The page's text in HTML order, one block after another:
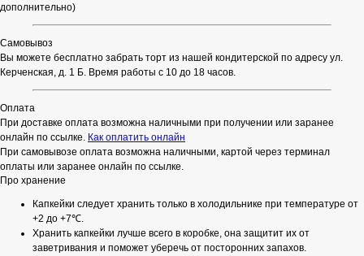
дополнительно)
Самовывоз
Вы можете бесплатно забрать торт из нашей кондитерской по адресу ул.
Керченская, д. 1 Б. Время работы с 10 до 18 часов.
Оплата
При доставке оплата возможна наличными при получении или заранее
онлайн по ссылке. Как оплатить онлайн
При самовывозе оплата возможна наличными, картой через терминал
оплаты или заранее онлайн по ссылке.
Про хранение
Капкейки следует хранить только в холодильнике при температуре от
+2 до +7℃.
Хранить капкейки лучше всего в коробке, она защитит их от
заветривания и поможет уберечь от посторонних запахов.